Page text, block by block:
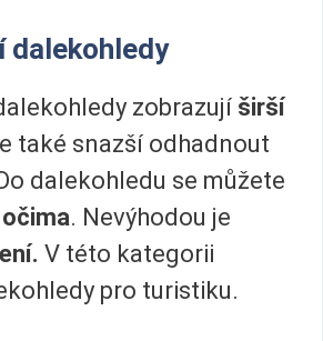
dalekohledy
zobrazují širší
také snazší odhadnout
dalekohledu se můžete
. Nevýhodou je
V této kategorii
pro turistiku.